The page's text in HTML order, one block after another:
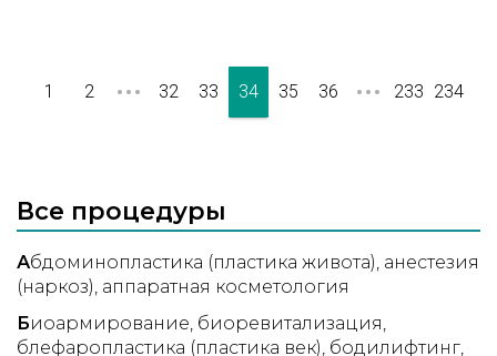
1 2 32 33 34 35 36 233 234
Все процедуры
Абдоминопластика (пластика живота) анестезия
(наркоз) аппаратная косметология
Биоармирование биоревитализация
блефаропластика (пластика век) бодилифтинг